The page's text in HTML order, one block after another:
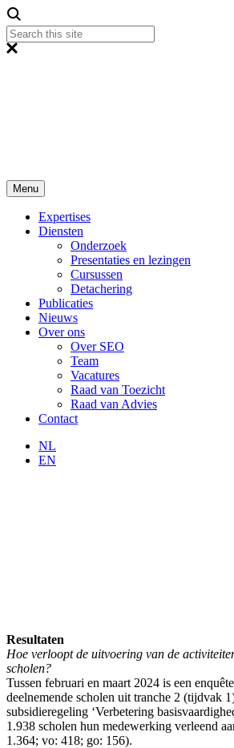
Menu
Expertises
Diensten
Onderzoek
Presentaties en lezingen
Cursussen
Detachering
Publicaties
Nieuws
Over ons
Over SEO
Team
Vacatures
Raad van Toezicht
Raad van Advies
Contact
NL
EN
Resultaten
Hoe verloopt de uitvoering van de
scholen?
Tussen februari en maart 2024 is een
deelnemende scholen uit tranche 2 (tijdvak
subsidieregeling ‘Verbetering
1.938 scholen hun medewerking verleend
1.364; vo: 418; go: 156).